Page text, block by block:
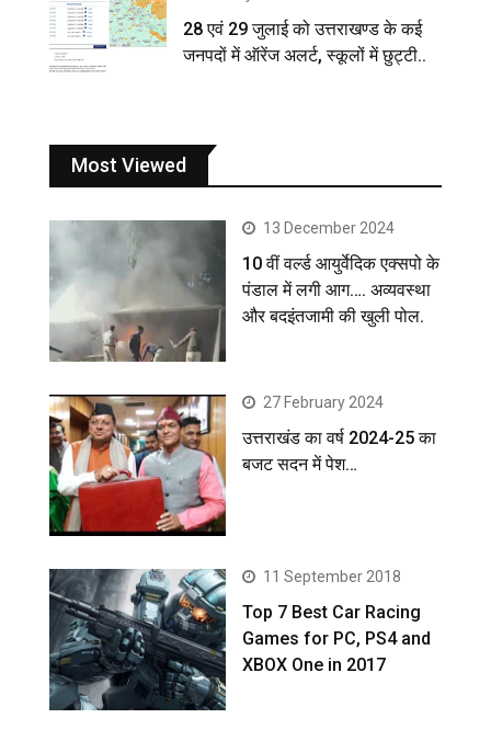
28 एवं 29 जुलाई को उत्तराखण्ड के कई
जनपदों में ऑरेंज अलर्ट, स्कूलों में छुट्टी..
Most Viewed
13 December 2024
10 वीं वर्ल्ड आयुर्वेदिक एक्सपो के
पंडाल में लगी आग…. अव्यवस्था
और बदइंतजामी की खुली पोल.
27 February 2024
उत्तराखंड का वर्ष 2024-25 का
बजट सदन में पेश…
11 September 2018
Top 7 Best Car Racing
Games for PC, PS4 and
XBOX One in 2017